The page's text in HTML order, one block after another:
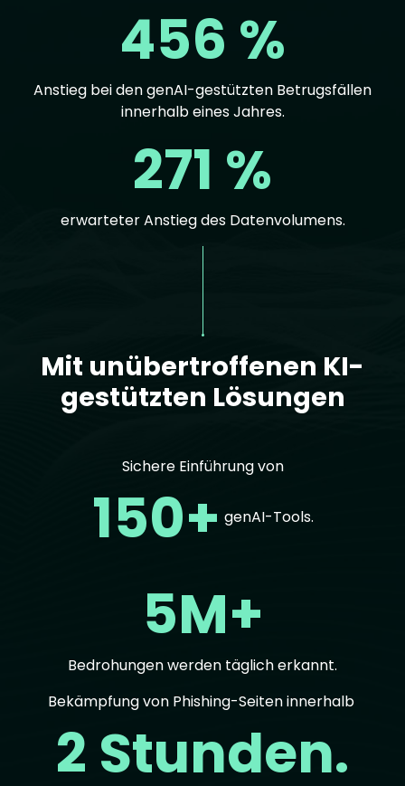
456 %
Anstieg bei den genAI-gestützten Betrugsfällen
innerhalb eines Jahres.
271 %
erwarteter Anstieg des Datenvolumens.
Mit unübertroffenen KI-
gestützten Lösungen
Sichere Einführung von
150+ genAI-Tools.
5M+
Bedrohungen werden täglich erkannt.
Bekämpfung von Phishing-Seiten innerhalb
2 Stunden.